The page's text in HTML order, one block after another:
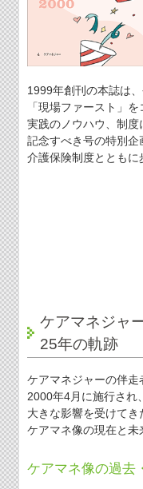
1999年創刊の本誌は
「現場ファースト」
実践のノウハウ、制
記念すべき号の特別
介護保険制度ととも
ケアマネジャ
25年の軌跡
ケアマネジャーの伴
2000年4月に施行され
大きな影響を受けて
ケアマネ像の現在と未
ケアマネ像の過去